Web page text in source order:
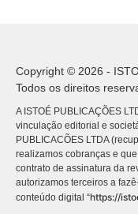
Copyright © 2026 -
Todos os direitos
A ISTOÉ PUBLICAÇÕES
vinculação editorial e
PUBLICACÕES LTDA
realizamos cobranças e
contrato de assinatura da
autorizamos terceiros a
conteúdo digital “https://